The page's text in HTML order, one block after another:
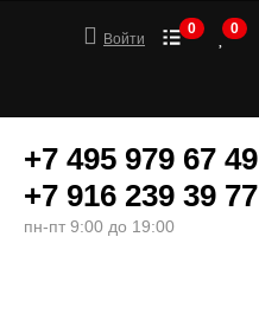
Войти
0 0
+7 495 979 67 49
+7 916 239 39 77
пн-пт 9:00 до 19:00